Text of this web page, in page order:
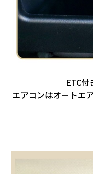
ETC付
エアコンはオートエ